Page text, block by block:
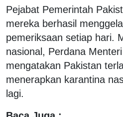
Pejabat Pemerintah
mereka berhasil
pemeriksaan setiap hari.
nasional, Perdana
mengatakan Pakistan
menerapkan karantina
lagi.